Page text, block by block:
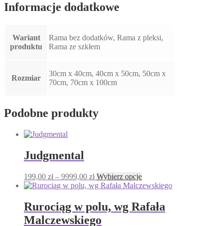
Informacje dodatkowe
Wariant
produktu
Rama bez dodatków, Rama z pleksi,
Rama ze szkłem
Rozmiar
30cm x 40cm, 40cm x 50cm, 50cm x
70cm, 70cm x 100cm
Podobne produkty
Judgmental
199,00 zł – 9999,00 złZakres
cen:
199,00 zł
do
9999,00 zł
Wybierz opcjeTen
produkt
wiele
wariantów.
Rurociąg w polu, wg Rafała
Malczewskiego